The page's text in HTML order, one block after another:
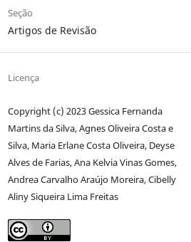
Seção
Artigos de Revisão
Licença
Copyright (c) 2023 Gessica Fernanda
Martins da Silva, Agnes Oliveira Costa e
Silva, Maria Erlane Costa Oliveira, Deyse
Alves de Farias, Ana Kelvia Vinas Gomes,
Andrea Carvalho Araújo Moreira, Cibelly
Aliny Siqueira Lima Freitas